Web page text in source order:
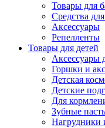
Товары для
Средства
Аксессуары
Репелленты
Товары для детей
Аксессуары
Горшки и
Детская
Детские
Для
Зубные
Нагрудники